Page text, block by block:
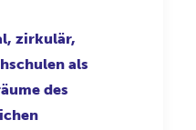
zirkulär,
als
des